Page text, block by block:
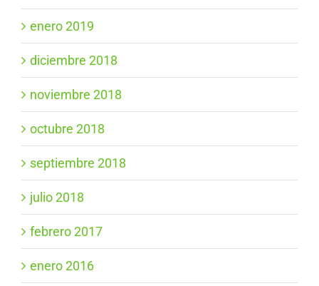
enero 2019
diciembre 2018
noviembre 2018
octubre 2018
septiembre 2018
julio 2018
febrero 2017
enero 2016